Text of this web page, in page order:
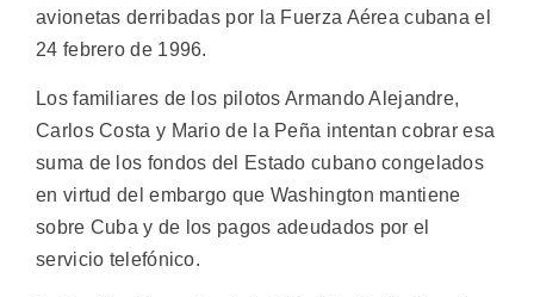
avionetas derribadas por la Fuerza Aérea cubana el
24 febrero de 1996.
Los familiares de los pilotos Armando Alejandre,
Carlos Costa y Mario de la Peña intentan cobrar esa
suma de los fondos del Estado cubano congelados
en virtud del embargo que Washington mantiene
sobre Cuba y de los pagos adeudados por el
servicio telefónico.